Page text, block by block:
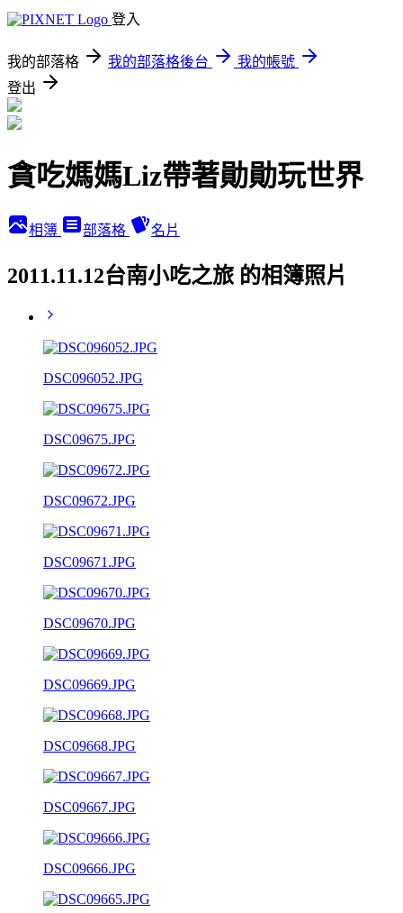
登入
我的部落格 我的部落格後台
我的帳號
登出
貪吃媽媽Liz帶著勛勛玩世界
相簿 部落格 名片
2011.11.12台南小吃之旅 的相簿照片
DSC096052.JPG
DSC09675.JPG
DSC09672.JPG
DSC09671.JPG
DSC09670.JPG
DSC09669.JPG
DSC09668.JPG
DSC09667.JPG
DSC09666.JPG